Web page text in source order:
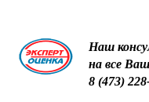
Наш
на все
8 (473)